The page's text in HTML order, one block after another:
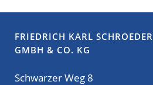
FRIEDRICH KARL SCHROEDER
GMBH & CO. KG
Schwarzer Weg 8